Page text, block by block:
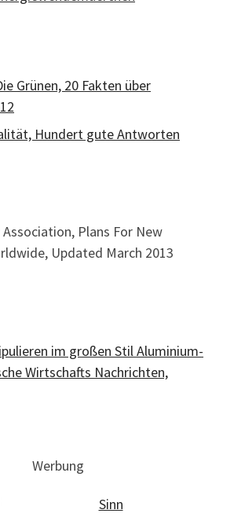
Grünen, 20 Fakten über
Hundert gute Antworten
Plans For New
Updated March 2013
im großen Stil Aluminium-
Wirtschafts Nachrichten,
Werbung